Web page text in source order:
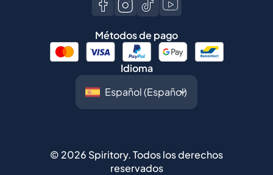
Métodos de pago
Idioma
© 2026 Spiritory.Todos los derechos
reservados